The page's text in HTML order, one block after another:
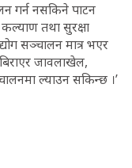
गर्न नसकिने पाटन
तथा सुरक्षा
सञ्चालन मात्र भएर
जावलाखेल,
ल्याउन सकिन्छ ।’